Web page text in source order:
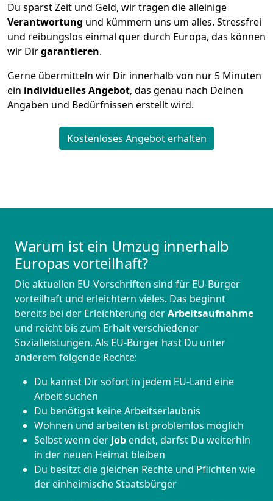
Du sparst Zeit und Geld, wir tragen die alleinige
Verantwortung und kümmern uns um alles. Stressfrei
und reibungslos einmal quer durch Europa, das können
wir Dirgarantieren.
Gerne übermitteln wir Dir innerhalb von nur 5 Minuten
ein individuelles Angebot, das genau nach Deinen
Angaben und Bedürfnissen erstellt wird.
Kostenloses Angebot erhalten
Warum ist ein Umzug innerhalb
Europas vorteilhaft?
Die aktuellen EU-Vorschriften sind für EU-Bürger
vorteilhaft und erleichtern vieles. Das beginnt
bereits bei der Erleichterung derArbeitsaufnahme
und reicht bis zum Erhalt verschiedener
Sozialleistungen. Als EU-Bürger hast Du unter
anderem folgende Rechte:
Du kannst Dir sofort in jedem EU-Land eine
Arbeit suchen
Du benötigst keine Arbeitserlaubnis
Wohnen und arbeiten ist problemlos möglich
Selbst wenn der Jobendet, darfst Du weiterhin
in der neuen Heimat bleiben
Du besitzt die gleichen Rechte und Pflichten wie
der einheimische Staatsbürger